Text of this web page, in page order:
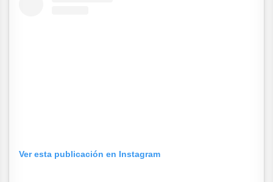
Ver esta publicación en Instagram